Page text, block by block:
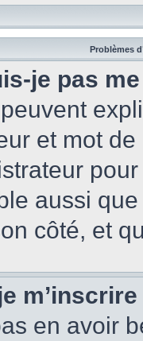
Problèmes
je pas
et mot
aussi
côté, et
en avoir